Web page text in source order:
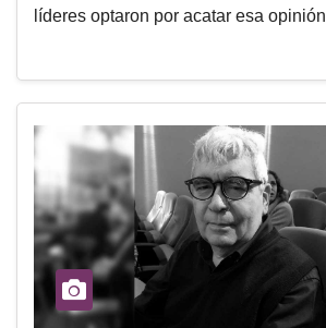
líderes optaron por acatar esa opinión